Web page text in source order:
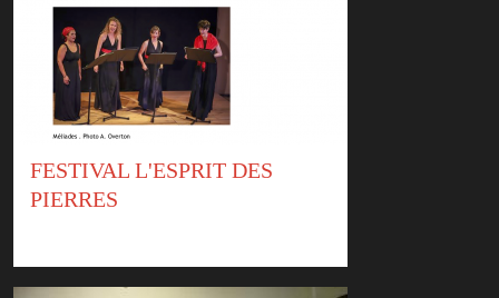
FESTIVAL L'ESPRIT DES
PIERRES